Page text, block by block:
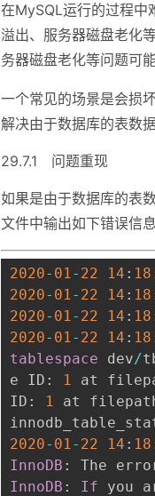
在MySQL运行的过程中
溢出、服务器磁盘老化
务器磁盘老化等问题可
一个常见的场景是会损
解决由于数据库的表数
29.7.1 问题重现
如果是由于数据库的表
文件中输出如下错误信息
2020- 01- 22 14 : 18
2020- 01- 22 14 : 18
2020- 01- 22 14 : 18
2020- 01- 22 14 : 18
tablespace dev/
e ID: 1 at
ID: 1 at
2020- 01- 22 14 : 18
InnoDB : The
InnoDB : If you